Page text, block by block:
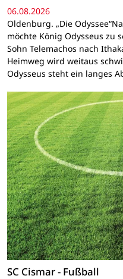
06.08.2026
Oldenburg. „Die
möchte König Odysseus zu
Sohn Telemachos nach
Heimweg wird weitaus
Odysseus steht ein langes
SC Cismar - Fußball